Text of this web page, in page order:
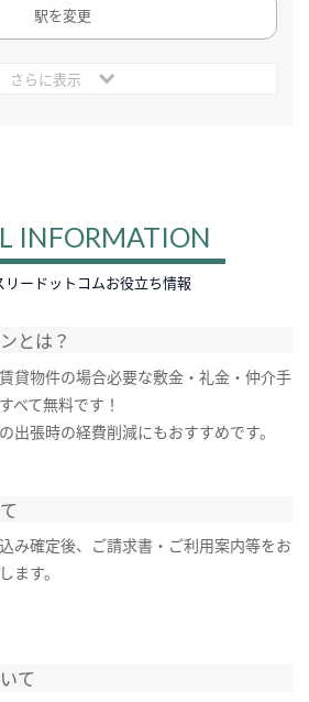
駅を変更
さらに表示
INFORMATION
リードットコムお役立ち情報
とは？
貸物件の場合必要な敷金・礼金・仲介手
べて無料です！
出張時の経費削減にもおすすめです。
み確定後、ご請求書・ご利用案内等をお
ます。
て